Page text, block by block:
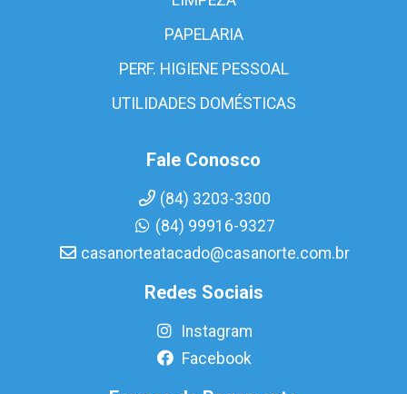
PAPELARIA
PERF. HIGIENE PESSOAL
UTILIDADES DOMÉSTICAS
Fale Conosco
(84) 3203-3300
(84) 99916-9327
casanorteatacado@casanorte.com.br
Redes Sociais
Instagram
Facebook